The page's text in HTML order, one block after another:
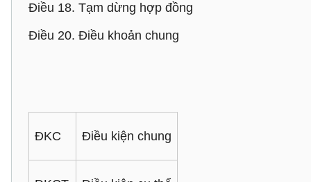
Điều 18. Tạm dừng hợp đồng
Điều 20. Điều khoản chung
ĐKC Điều kiện chung